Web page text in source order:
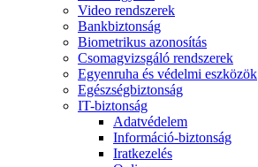
Video rendszerek
Bankbiztonság
Biometrikus azonosítás
Csomagvizsgáló rendszerek
Egyenruha és védelmi eszközök
Egészségbiztonság
IT-biztonság
Adatvédelem
Információ-biztonság
Iratkezelés